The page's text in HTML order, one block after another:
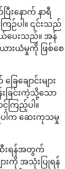
းနောက် နာရီ
ြဉ်ပါ။ ၎င်းသည်
ယ်ပေးသည်။ အန်
ားယံမှုကို ဖြစ်စေ
ချောင်းများ
ခြင်းကဲ့သို့သော
ကြည့်ပါ။
ါက ဆေးကုသမှု
ဆီးရန်အတွက်
းကို အသုံးပြုရန်